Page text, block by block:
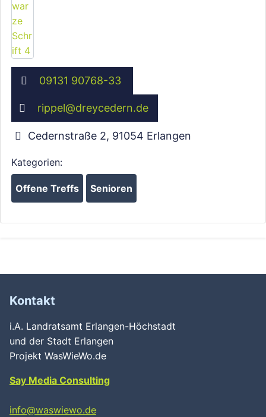
09131 90768-33
rippel@dreycedern.de
Cedernstraße 2, 91054 Erlangen
Kategorien:
Offene Treffs Senioren
Kontakt
i.A. Landratsamt Erlangen-Höchstadt
und der Stadt Erlangen
Projekt WasWieWo.de
Say Media Consulting
info@waswiewo.de